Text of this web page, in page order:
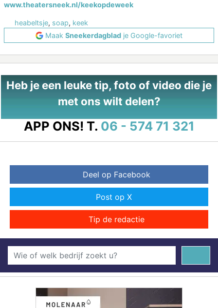
www.theatersneek.nl/keekopdeweek
heabeltsje, soap, keek
Maak Sneekerdagblad je Google-favoriet
Heb je een leuke tip, foto of video die je
met ons wilt delen?
APP ONS! T. 06 - 574 71 321
Deel op Facebook
Post op X
Tip de redactie